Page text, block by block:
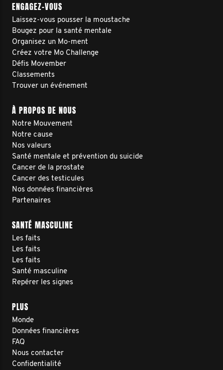
ENGAGEZ-VOUS
Laissez-vous pousser la moustache
Bougez pour la santé mentale
Organisez un Mo-ment
Créez votre Mo Challenge
Défis Movember
Classements
Trouver un événement
À PROPOS DE NOUS
Notre Mouvement
Notre cause
Nos valeurs
Santé mentale et prévention du suicide
Cancer de la prostate
Cancer des testicules
Nos données financières
Partenaires
SANTÉ MASCULINE
Les faits
Les faits
Les faits
Santé masculine
Repérer les signes
PLUS
Monde
Données financières
FAQ
Nous contacter
Confidentialité